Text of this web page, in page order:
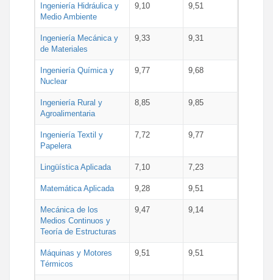
Ingeniería Hidráulica y
Medio Ambiente
9,10 9,51
Ingeniería Mecánica y
de Materiales
9,33 9,31
Ingeniería Química y
Nuclear
9,77 9,68
Ingeniería Rural y
Agroalimentaria
8,85 9,85
Ingeniería Textil y
Papelera
7,72 9,77
Lingüística Aplicada 7,10 7,23
Matemática Aplicada 9,28 9,51
Mecánica de los
Medios Continuos y
Teoría de Estructuras
9,47 9,14
Máquinas y Motores
Térmicos
9,51 9,51